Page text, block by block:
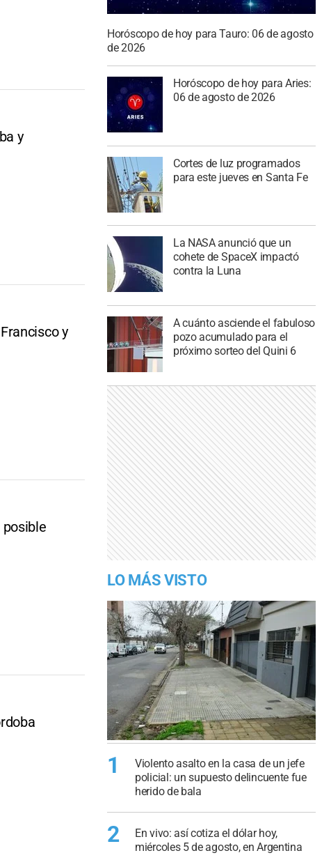
y
y
Horóscopo de hoy para Tauro: 06 de agosto
de 2026
Horóscopo de hoy para Aries:
06 de agosto de 2026
Cortes de luz programados
para este jueves en Santa Fe
La NASA anunció que un
cohete de SpaceX impactó
contra la Luna
A cuánto asciende el fabuloso
pozo acumulado para el
próximo sorteo del Quini 6
LO MÁS VISTO
1
Violento asalto en la casa de un jefe
policial: un supuesto delincuente fue
herido de bala
2
En vivo: así cotiza el dólar hoy,
miércoles 5 de agosto, en Argentina